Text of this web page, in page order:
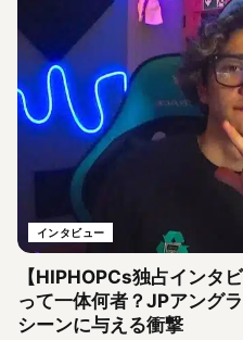
インタビュー
【HIPHOPCs独占インタ
って一体何者？JPアング
シーンに与える衝撃